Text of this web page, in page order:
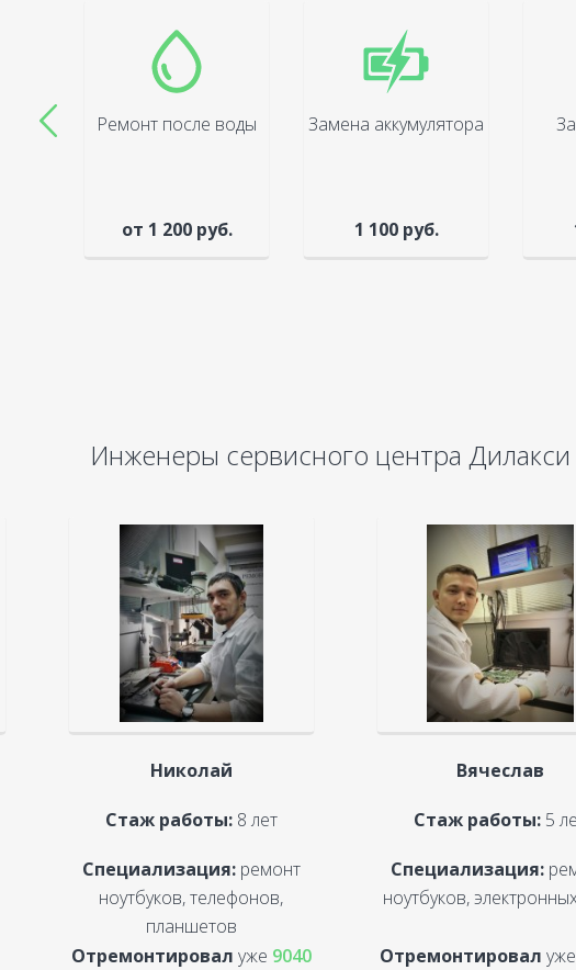
Ремонт после воды
от 1 200 руб.
Замена аккумулятора
1 100 руб.
Инженеры сервисного центра Дилакси
Николай
Стаж работы:8 лет
Специализация:ремонт
ноутбуков, телефонов,
планшетов
Отремонтировал уже 9040
Вячеслав
Стаж работы: 5
Специализация:
ноутбуков,
Отремонтировал